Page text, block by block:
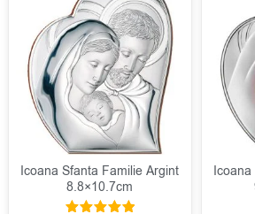
Icoana Sfanta Familie Argint
8.8×10.7cm